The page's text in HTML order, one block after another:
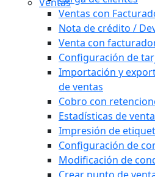
Ventas con
Nota de crédito /
Venta con
Configuración de
Importación y
de ventas
Cobro con
Estadísticas de
Impresión de
Configuración de
Modificación de